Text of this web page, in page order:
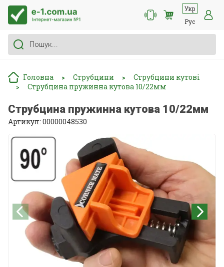
Укр
Рус
Головна > Струбцини > Струбцини кутові
> Струбцина пружинна кутова 10/22мм
Струбцина пружинна кутова 10/22мм
Артикул: 00000048530